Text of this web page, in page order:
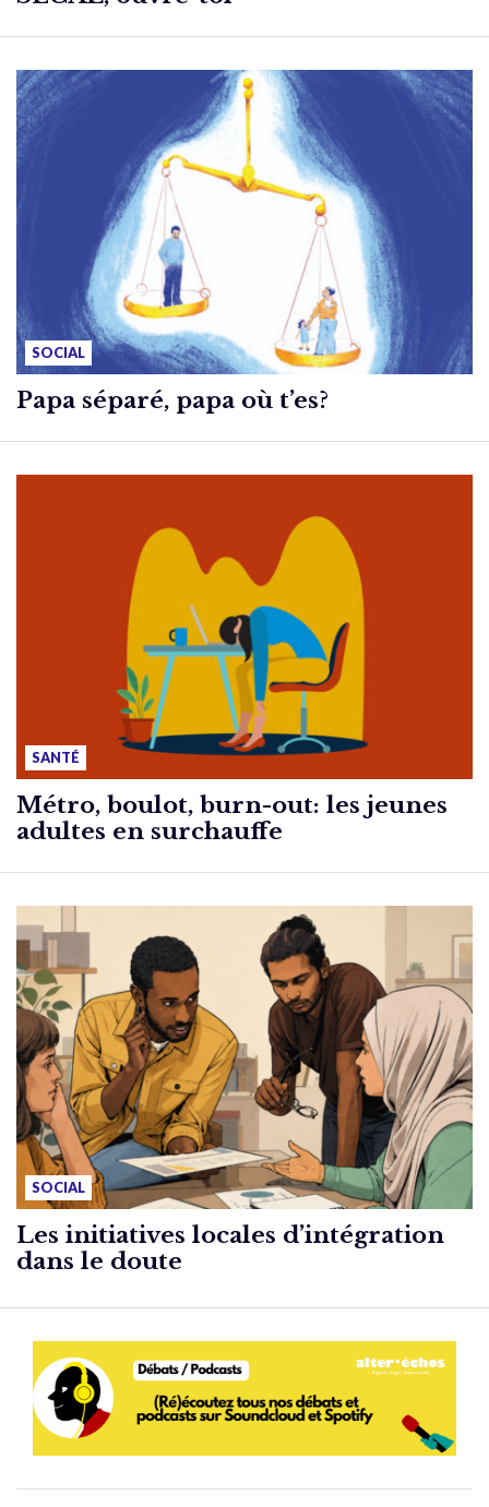
SOCIAL
Papa séparé, papa où t’es?
SANTÉ
Métro, boulot, burn-out: les jeunes
adultes en surchauffe
SOCIAL
Les initiatives locales d’intégration
dans le doute